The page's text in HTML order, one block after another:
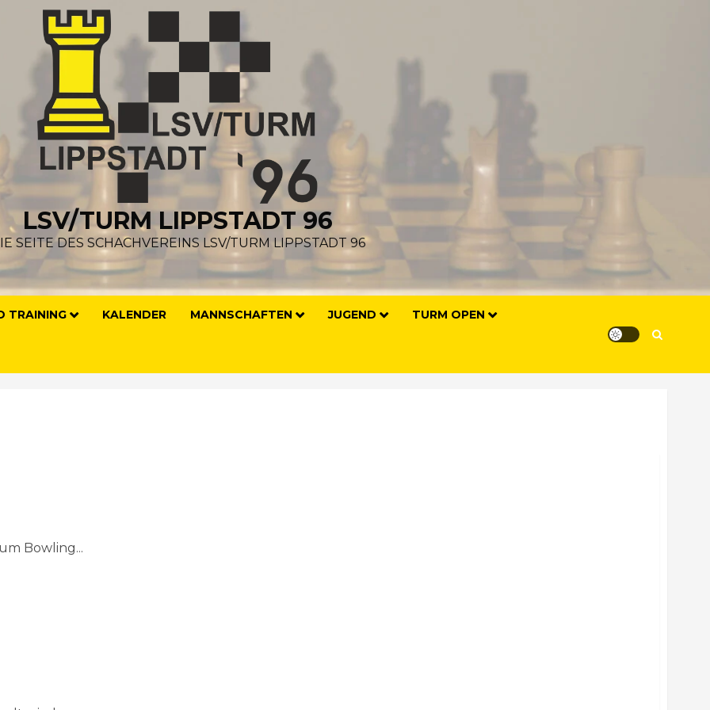
LSV/TURM LIPPSTADT 96
SEITE DES SCHACHVEREINS LSV/TURM LIPPSTADT 96
TRAINING KALENDER MANNSCHAFTEN JUGEND TURM OPEN
Bowling...